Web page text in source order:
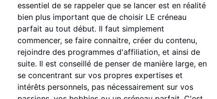
essentiel de se rappeler que se lancer est en réalité
bien plus important que de choisir LE créneau
parfait au tout début. Il faut simplement
commencer, se faire connaitre, créer du contenu,
rejoindre des programmes d'affiliation, et ainsi de
suite. Il est conseillé de penser de manière large, en
se concentrant sur vos propres expertises et
intérêts personnels, pas nécessairement sur vos